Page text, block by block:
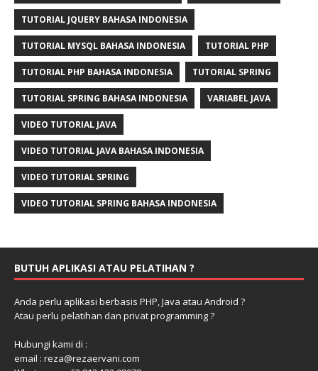
TUTORIAL JQUERY BAHASA INDONESIA
TUTORIAL MYSQL BAHASA INDONESIA TUTORIAL PHP
TUTORIAL PHP BAHASA INDONESIA TUTORIAL SPRING
TUTORIAL SPRING BAHASA INDONESIA VARIABEL JAVA
VIDEO TUTORIAL JAVA
VIDEO TUTORIAL JAVA BAHASA INDONESIA
VIDEO TUTORIAL SPRING
VIDEO TUTORIAL SPRING BAHASA INDONESIA
BUTUH APLIKASI ATAU PELATIHAN ?
Anda perlu aplikasi berbasis PHP, Java atau Android ?
Atau perlu pelatihan dan privat programming ?
Hubungi kami di :
email : reza@rezaervani.com